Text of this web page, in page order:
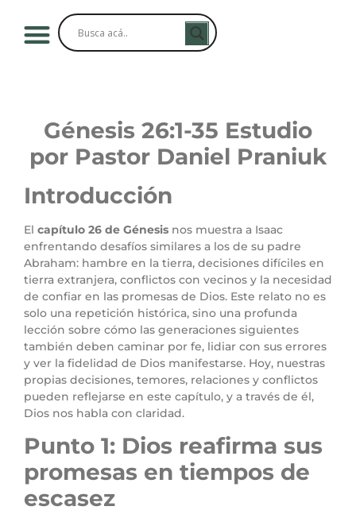
Génesis 26:1-35 Estudio
por Pastor Daniel Praniuk
Introducción
El capítulo 26 de Génesis nos muestra a Isaac
enfrentando desafíos similares a los de su padre
Abraham: hambre en la tierra, decisiones difíciles en
tierra extranjera, conflictos con vecinos y la necesidad
de confiar en las promesas de Dios. Este relato no es
solo una repetición histórica, sino una profunda
lección sobre cómo las generaciones siguientes
también deben caminar por fe, lidiar con sus errores
y ver la fidelidad de Dios manifestarse. Hoy, nuestras
propias decisiones, temores, relaciones y conflictos
pueden reflejarse en este capítulo, y a través de él,
Dios nos habla con claridad.
Punto 1: Dios reafirma sus
promesas en tiempos de
escasez